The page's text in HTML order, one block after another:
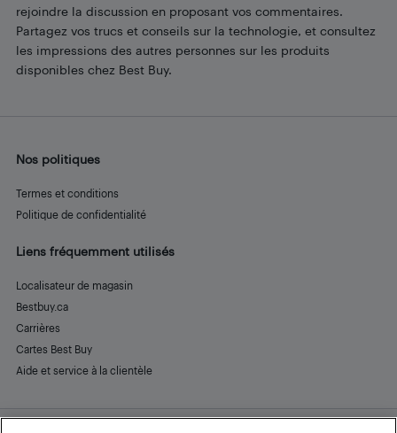
rejoindre la discussion en proposant vos commentaires.
Partagez vos trucs et conseils sur la technologie, et consultez
les impressions des autres personnes sur les produits
disponibles chez Best Buy.
Nos politiques
Termes et conditions
Politique de confidentialité
Liens fréquemment utilisés
Localisateur de magasin
Bestbuy.ca
Carrières
Cartes Best Buy
Aide et service à la clientèle